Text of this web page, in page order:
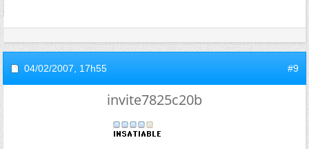
04/02/2007, 17h55 #9
invite7825c20b